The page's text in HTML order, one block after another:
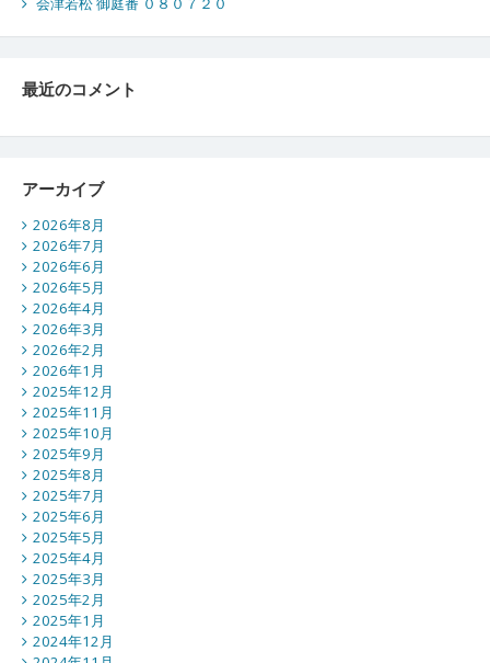
最近のコメント
アーカイブ
2026年8月
2026年7月
2026年6月
2026年5月
2026年4月
2026年3月
2026年2月
2026年1月
2025年12月
2025年11月
2025年10月
2025年9月
2025年8月
2025年7月
2025年6月
2025年5月
2025年4月
2025年3月
2025年2月
2025年1月
2024年12月